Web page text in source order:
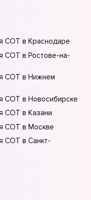
СОТ в Краснодаре
СОТ в Ростове-на-
СОТ в Нижнем
СОТ в Новосибирске
СОТ в Казани
СОТ в Москве
СОТ в Санкт-